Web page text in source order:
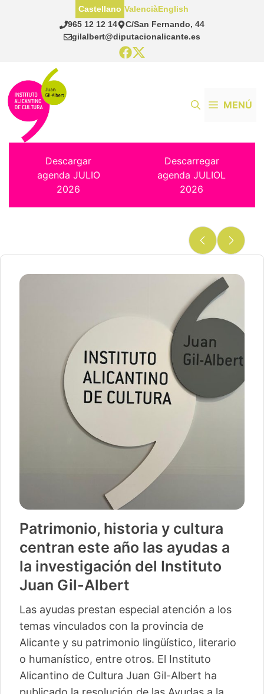
965 12 12 14
C/San Fernando, 44
gilalbert@diputacionalicante.es
Castellano ValenciàEnglish
MENÚ
Descargar
agenda JULIO
2026
Descarregar
agenda JULIOL
2026
Patrimonio, historia y cultura
centran este año las ayudas a
la investigación del Instituto
Juan Gil-Albert
Las ayudas prestan especial atención a los
temas vinculados con la provincia de
Alicante y su patrimonio lingüístico, literario
o humanístico, entre otros. El Instituto
Alicantino de Cultura Juan Gil-Albert ha